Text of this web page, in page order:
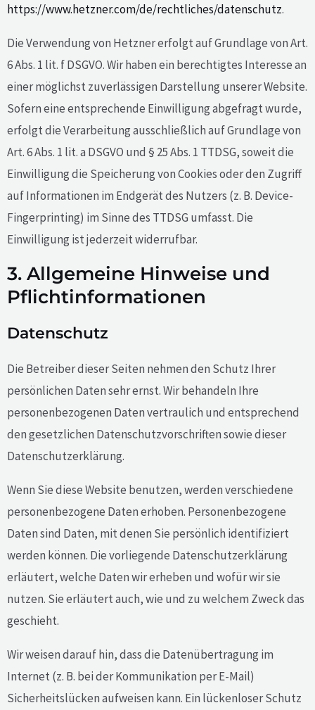
https://www.hetzner.com/de/rechtliches/datenschutz.
Die Verwendung von Hetzner erfolgt auf Grundlage von Art.
6 Abs. 1 lit. f DSGVO. Wir haben ein berechtigtes Interesse an
einer möglichst zuverlässigen Darstellung unserer Website.
Sofern eine entsprechende Einwilligung abgefragt wurde,
erfolgt die Verarbeitung ausschließlich auf Grundlage von
Art. 6 Abs. 1 lit. a DSGVO und § 25 Abs. 1 TTDSG, soweit die
Einwilligung die Speicherung von Cookies oder den Zugriff
auf Informationen im Endgerät des Nutzers (z. B. Device-
Fingerprinting) im Sinne des TTDSG umfasst. Die
Einwilligung ist jederzeit widerrufbar.
3. Allgemeine Hinweise und
Pflicht­informationen
Datenschutz
Die Betreiber dieser Seiten nehmen den Schutz Ihrer
persönlichen Daten sehr ernst. Wir behandeln Ihre
personenbezogenen Daten vertraulich und entsprechend
den gesetzlichen Datenschutzvorschriften sowie dieser
Datenschutzerklärung.
Wenn Sie diese Website benutzen, werden verschiedene
personenbezogene Daten erhoben. Personenbezogene
Daten sind Daten, mit denen Sie persönlich identifiziert
werden können. Die vorliegende Datenschutzerklärung
erläutert, welche Daten wir erheben und wofür wir sie
nutzen. Sie erläutert auch, wie und zu welchem Zweck das
geschieht.
Wir weisen darauf hin, dass die Datenübertragung im
Internet (z. B. bei der Kommunikation per E-Mail)
Sicherheitslücken aufweisen kann. Ein lückenloser Schutz